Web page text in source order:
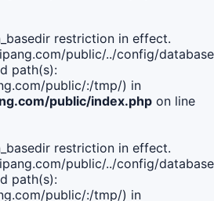
restriction in effect.
public/../config/
path(s):
public/:/tmp/) in
public/index.php on line
restriction in effect.
public/../config/
path(s):
public/:/tmp/) in